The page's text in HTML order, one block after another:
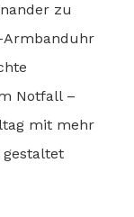
zu
Armbanduhr
Notfall –
mit mehr
gestaltet